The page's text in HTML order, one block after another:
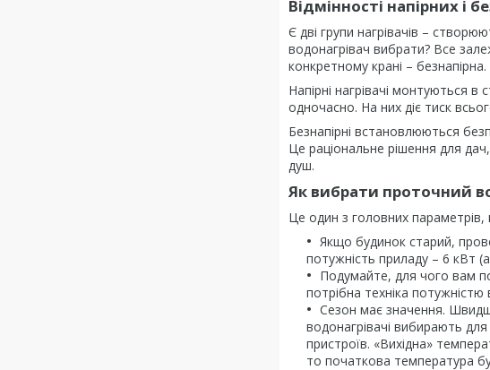
Відмінності напірних і
Є дві групи нагрівачів –
водонагрівач вибрати? Все
конкретному крані – безнапірна.
Напірні нагрівачі монтуються
одночасно. На них діє тиск
Безнапірні встановлюються
Це раціональне рішення для
душ.
Як вибрати проточний
Це один з головних
Якщо будинок старий,
потужність приладу – 6 кВт
Подумайте, для чого вам
потрібна техніка
Сезон має значення.
водонагрівачі вибирають
пристроїв. «Вихідна»
то початкова температура